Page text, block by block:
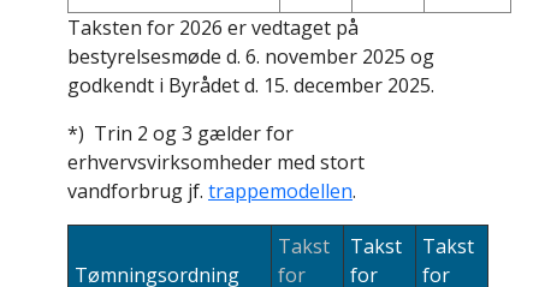
Taksten for 2026 er vedtaget på
bestyrelsesmøde d. 6. november 2025 og
godkendt i Byrådet d. 15. december 2025.
*) Trin 2 og 3 gælder for
erhvervsvirksomheder med stort
vandforbrug jf. trappemodellen.
Tømningsordning
Takst
for
Takst
for
Takst
for